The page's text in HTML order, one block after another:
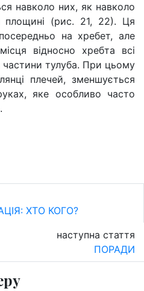
навколо них, як навколо
площині (рис. 21, 22). Ця
на хребет, але
відносно хребта всі
частини тулуба. При цьому
плечей, зменшується
яке особливо часто
ХТО КОГО?
наступна стаття
ПОРАДИ